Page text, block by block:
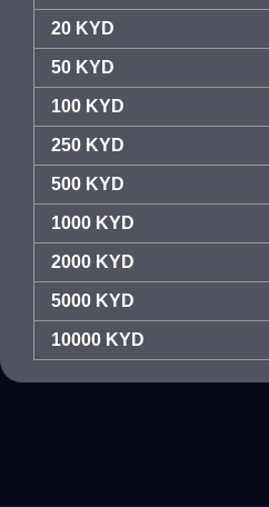
20 KYD
50 KYD
100 KYD
250 KYD
500 KYD
1000 KYD
2000 KYD
5000 KYD
10000 KYD